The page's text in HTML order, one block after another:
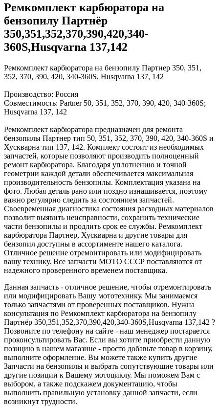
Ремкомплект карбюратора на
бензопилу Партнёр
350,351,352,370,390,420,340-
360S,Husqvarna 137,142
Ремкомплект карбюратора на бензопилу Партнер 350, 351,
352, 370, 390, 420, 340-360S, Husqvarna 137, 142
Производство: Россия
Совместимость: Partner 50, 351, 352, 370, 390, 420, 340-360S;
Husqvarna 137, 142
Ремкомплект карбюратора предназначен для ремонта
бензопилы Партнер тип 50, 351, 352, 370, 390, 420, 340-360S и
Хускварна тип 137, 142. Комплект состоит из необходимых
запчастей, которые позволяют производить полноценный
ремонт карбюратора. Благодаря уплотнению и точной
геометрии каждой детали обеспечивается максимальная
производительность бензопилы. Комплектация указана на
фото. Любая деталь рано или поздно изнашивается, поэтому
важно регулярно следить за состоянием запчастей.
Своевременная диагностика состояния расходных материалов
позволит выявить неисправности, сохранить технические
части бензопилы и продлить срок ее службы. Ремкомплект
карбюратора Партнер, Хускварна и другие товары для
бензопил доступны в ассортименте нашего каталога.
Отличное решение отремонтировать или модифицировать
вашу технику. Все запчасти МОТО СССР поставляются от
надежного проверенного временем поставщика.
Данная запчасть - отличное решение, чтобы отремонтировать
или модифицировать Вашу мототехнику. Мы занимаемся
только запчастями от проверенных поставщиков. Нужна
консультация по Ремкомплект карбюратора на бензопилу
Партнёр 350,351,352,370,390,420,340-360S,Husqvarna 137,142 ?
Позвоните по телефону на сайте - наш менеджер постарается
проконсультировать Вас. Если вы хотите приобрести данную
позицию в нашем магазине - просто добавьте товар в корзину,
выполните оформление. Вы можете также купить другие
Запчасти на бензопилы и выбрать сопутствующие товары или
другие позиции к Вашему мотоциклу. Мы поможем Вам с
выбором, а также подскажем документацию, чтобы
выполнить правильную установку данной запчасти, если
возникнут трудности.